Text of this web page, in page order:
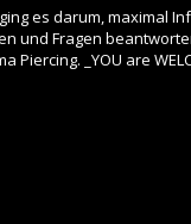
es darum,
und Fragen
Piercing. _YOU are